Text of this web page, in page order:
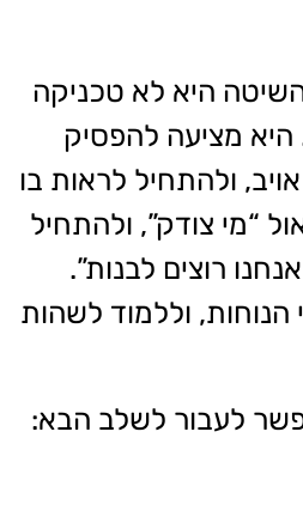
היא לא טכניקה
מציעה להפסיק
ולהתחיל לראות בו
“מי צודק”, ולהתחיל
רוצים לבנות”.
וללמוד לשהות
לעבור לשלב הבא: